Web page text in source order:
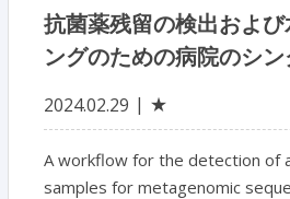
抗菌薬残留の検出およ
ングのための病院のシ
2024.02.29 ★
A workflow for the detection of
samples for metagenomic